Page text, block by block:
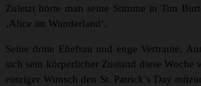
Zuletzt hörte man seine Stimme in Tim
‚Alice im Wunderland‘.
Seine dritte Ehefrau und enge Vertraute,
sich sein körperlicher Zustand diese Woche
einziger Wunsch den St. Patrick’s Day